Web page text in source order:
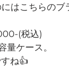
はこちらの
(税込)
量ケース。
ね👍